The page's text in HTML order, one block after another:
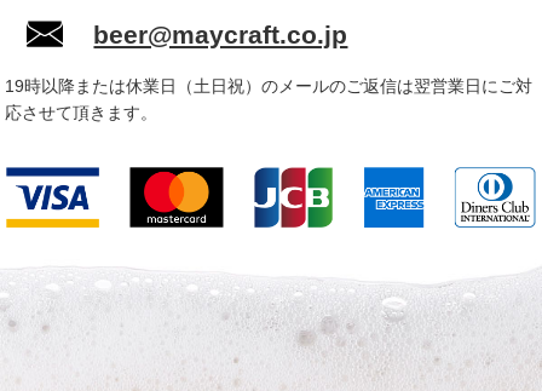
beer@maycraft.co.jp
19時以降または休業日（土日祝）のメールのご返信は翌営業日にご対
応させて頂きます。